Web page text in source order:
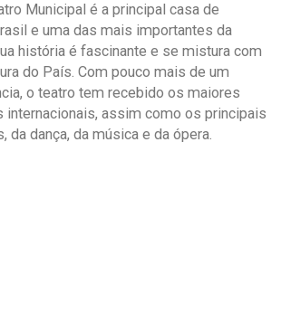
Municipal é a principal casa de
e uma das mais importantes da
história é fascinante e se mistura com
do País. Com pouco mais de um
o teatro tem recebido os maiores
internacionais, assim como os principais
da dança, da música e da ópera.